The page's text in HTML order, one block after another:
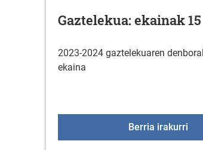
Gaztelekua: ekainak 15
2023-2024 gaztelekuaren
ekaina
Berria irakurri